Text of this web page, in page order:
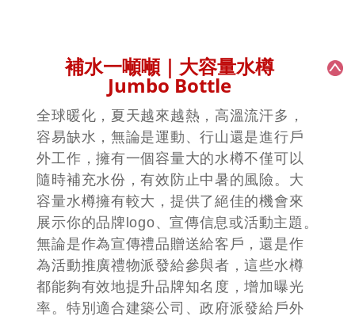
補水一噸噸｜大容量水樽
Jumbo Bottle
全球暖化，夏天越來越熱，高溫流汗多，
容易缺水，無論是運動、行山還是進行戶
外工作，擁有一個容量大的水樽不僅可以
隨時補充水份，有效防止中暑的風險。大
容量水樽擁有較大，提供了絕佳的機會來
展示你的品牌logo、宣傳信息或活動主題。
無論是作為宣傳禮品贈送給客戶，還是作
為活動推廣禮物派發給參與者，這些水樽
都能夠有效地提升品牌知名度，增加曝光
率。特別適合建築公司、政府派發給戶外